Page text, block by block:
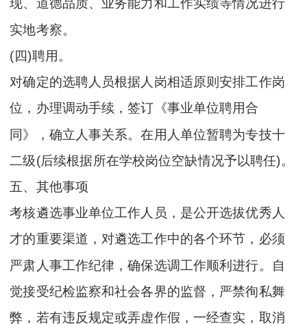
现、道德品质、业务能力和工作实绩等情况进行
实地考察。
(四)聘用。
对确定的选聘人员根据人岗相适原则安排工作岗
位，办理调动手续，签订《事业单位聘用合
同》，确立人事关系。在用人单位暂聘为专技十
二级(后续根据所在学校岗位空缺情况予以聘任)。
五、其他事项
考核遴选事业单位工作人员，是公开选拔优秀人
才的重要渠道，对遴选工作中的各个环节，必须
严肃人事工作纪律，确保选调工作顺利进行。自
觉接受纪检监察和社会各界的监督，严禁徇私舞
弊，若有违反规定或弄虚作假，一经查实，取消